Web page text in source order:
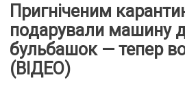
Пригніченим
подарували машину
бульбашок — тепер
(ВІДЕО)